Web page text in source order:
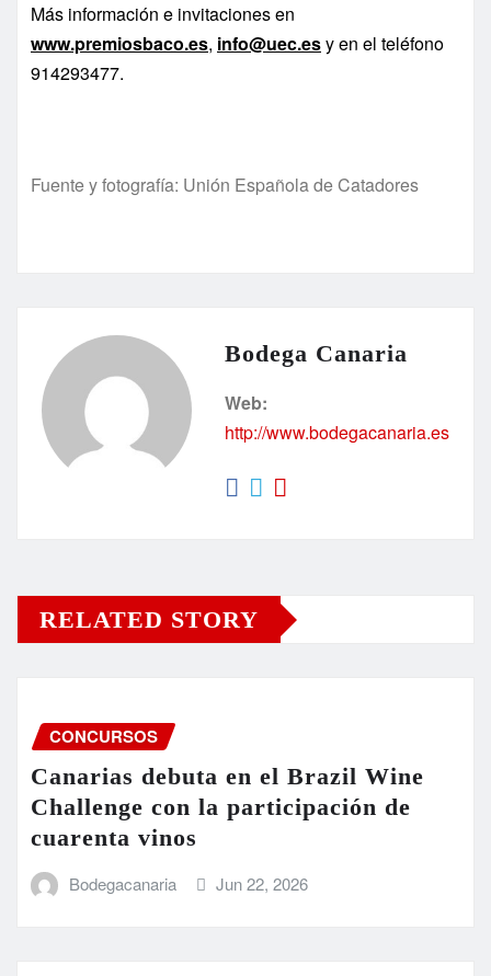
Más información e invitaciones en
www.premiosbaco.es, info@uec.esy en el teléfono
914293477.
Fuente y fotografía: Unión Española de Catadores
Bodega Canaria
Web:
http://www.bodegacanaria.es
RELATED STORY
CONCURSOS
Canarias debuta en el Brazil Wine
Challenge con la participación de
cuarenta vinos
Bodegacanaria Jun 22, 2026